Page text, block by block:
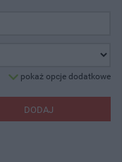
pokaż opcje dodatkowe
DODAJ